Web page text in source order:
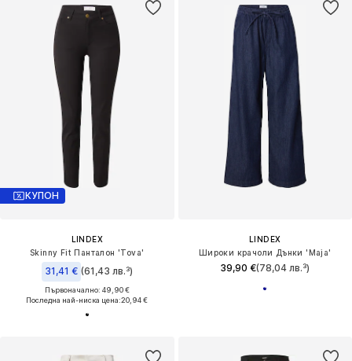
КУПОН
LINDEX
Skinny Fit Панталон 'Tova'
31,41 € (61,43 лв.³)
Първоначално: 49,90 €
Последна най-ниска цена:20,94 €
LINDEX
Широки крачоли Дънки 'Maja'
39,90 €(78,04 лв.³)